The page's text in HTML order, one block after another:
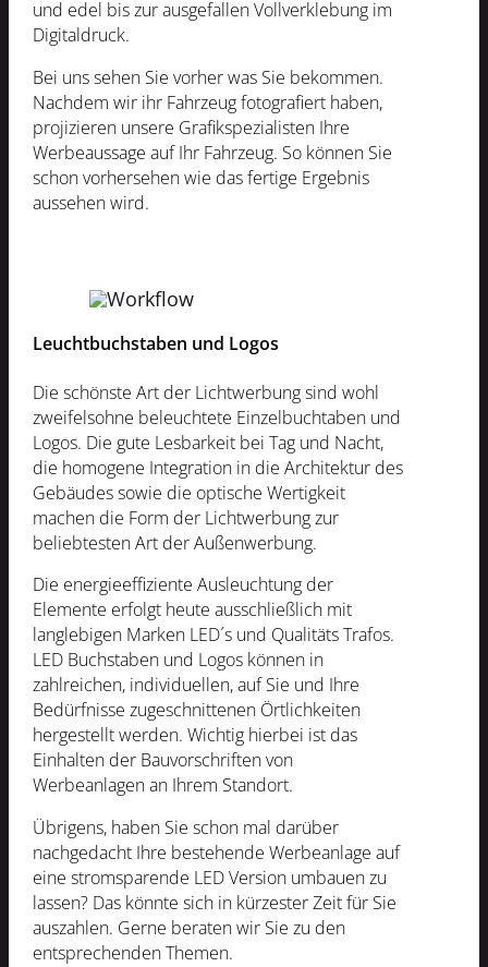
und edel bis zur ausgefallen Vollverklebung im
Digitaldruck.
Bei uns sehen Sie vorher was Sie bekommen.
Nachdem wir ihr Fahrzeug fotografiert haben,
projizieren unsere Grafikspezialisten Ihre
Werbeaussage auf Ihr Fahrzeug. So können Sie
schon vorhersehen wie das fertige Ergebnis
aussehen wird.
Leuchtbuchstaben und Logos
Die schönste Art der Lichtwerbung sind wohl
zweifelsohne beleuchtete Einzelbuchtaben und
Logos. Die gute Lesbarkeit bei Tag und Nacht,
die homogene Integration in die Architektur des
Gebäudes sowie die optische Wertigkeit
machen die Form der Lichtwerbung zur
beliebtesten Art der Außenwerbung.
Die energieeffiziente Ausleuchtung der
Elemente erfolgt heute ausschließlich mit
langlebigen Marken LED´s und Qualitäts Trafos.
LED Buchstaben und Logos können in
zahlreichen, individuellen, auf Sie und Ihre
Bedürfnisse zugeschnittenen Örtlichkeiten
hergestellt werden. Wichtig hierbei ist das
Einhalten der Bauvorschriften von
Werbeanlagen an Ihrem Standort.
Übrigens, haben Sie schon mal darüber
nachgedacht Ihre bestehende Werbeanlage auf
eine stromsparende LED Version umbauen zu
lassen? Das könnte sich in kürzester Zeit für Sie
auszahlen. Gerne beraten wir Sie zu den
entsprechenden Themen.